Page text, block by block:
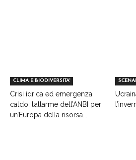
CLIMA E BIODIVERSITA'
Crisi idrica ed emergenza
caldo: l’allarme dell’ANBI per
un’Europa della risorsa...